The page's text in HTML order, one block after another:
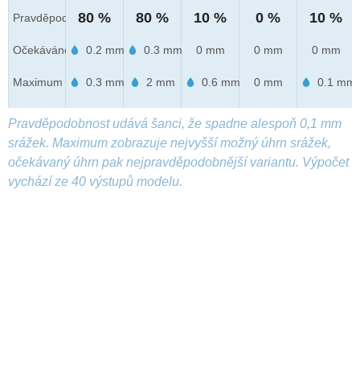
Pravděpod.
Očekáváno
Maximum
80 %
0.2 mm
0.3 mm
80 %
0.3 mm
2 mm
10 %
0 mm
0.6 mm
0 %
0 mm
0 mm
10 %
0 mm
0.1 mm
Pravděpodobnost udává šanci, že spadne alespoň 0,1 mm
srážek. Maximum zobrazuje nejvyšší možný úhrn srážek,
očekávaný úhrn pak nejpravděpodobnější variantu. Výpočet
vychází ze 40 výstupů modelu.